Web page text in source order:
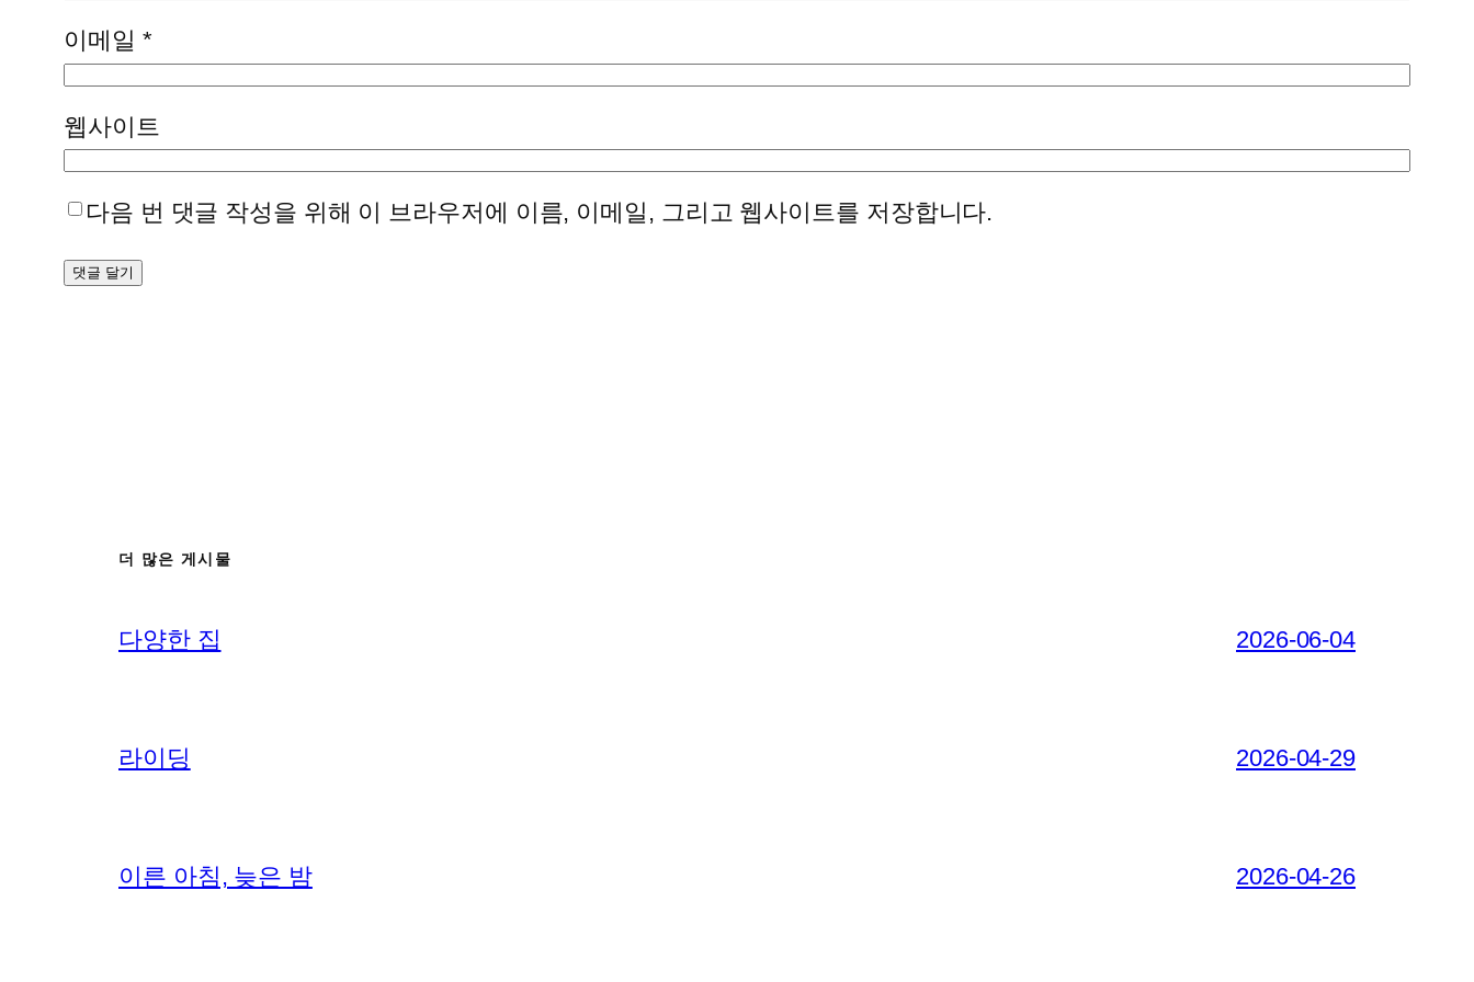
이메일 *
웹사이트
다음 번 댓글 작성을 위해 이 브라우저에 이름, 이메일, 그리고 웹사이트를 저장합니다.
더 많은 게시물
다양한 집 2026-06-04
라이딩 2026-04-29
이른 아침, 늦은 밤 2026-04-26